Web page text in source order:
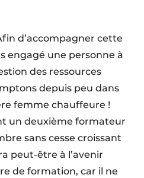
d’accompagner cette
engagé une personne à
des ressources
depuis peu dans
femme chauffeure !
un deuxième formateur
sans cesse croissant
peut-être à l’avenir
de formation, car il ne